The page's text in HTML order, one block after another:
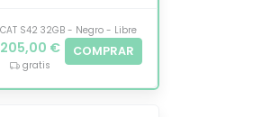
S42 32GB - Negro - Libre
205,00 €
gratis
COMPRAR